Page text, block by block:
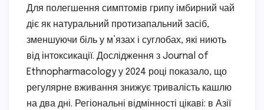
Для полегшення симптомів грипу імбирний чай
діє як натуральний протизапальний засіб,
зменшуючи біль у м’язах і суглобах, які ниють
від інтоксикації. Дослідження з Journal of
Ethnopharmacology у 2024 році показало, що
регулярне вживання знижує тривалість кашлю
на два дні. Регіональні відмінності цікаві: в Азії